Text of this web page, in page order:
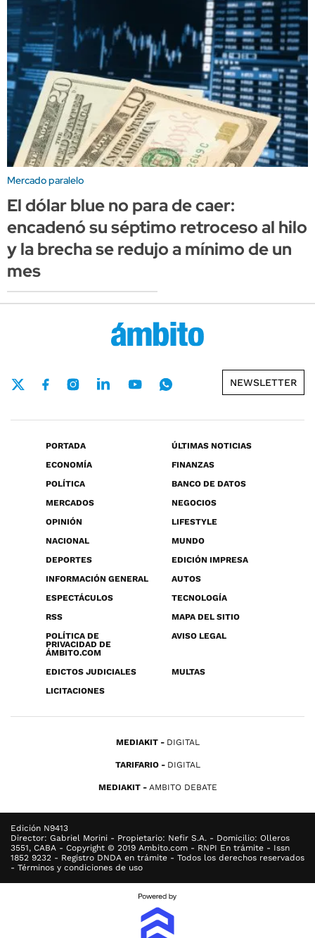
Mercado paralelo
El dólar blue no para de caer:
encadenó su séptimo retroceso al hilo
y la brecha se redujo a mínimo de un
mes
NEWSLETTER
PORTADA
ÚLTIMAS NOTICIAS
ECONOMÍA
FINANZAS
POLÍTICA
BANCO DE DATOS
MERCADOS
NEGOCIOS
OPINIÓN
LIFESTYLE
NACIONAL
MUNDO
DEPORTES
EDICIÓN IMPRESA
INFORMACIÓN GENERAL
AUTOS
ESPECTÁCULOS
TECNOLOGÍA
RSS
MAPA DEL SITIO
POLÍTICA DE
PRIVACIDAD DE
ÁMBITO.COM
AVISO LEGAL
EDICTOS JUDICIALES
MULTAS
LICITACIONES
MEDIAKIT DIGITAL
TARIFARIO DIGITAL
MEDIAKIT AMBITO DEBATE
Edición N9413
Director: Gabriel Morini - Propietario: Nefir S.A. - Domicilio: Olleros
3551, CABA - Copyright © 2019 Ambito.com - RNPI En trámite - Issn
1852 9232 - Registro DNDA en trámite - Todos los derechos reservados
- Términos y condiciones de uso